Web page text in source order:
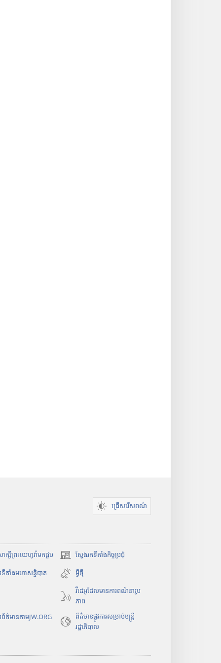
ជ្រើសរើសពណ៌
ក្សីព្រះយេហូវ៉ាមកជួប ស្វែងរកទីតាំងកិច្ចប្រជុំ
(
បើ
ក
ក
ម្
វិ
ទីតាំងមហាសន្និបាត អ្វីថ្មី
វីដេអូដែលមានការពណ៌នារូប
ភាព
ព័ត៌មានតាមJW.ORG
ព័ត៌មាន​ផ្លូវ​ការ​សម្រាប់​មន្ត្រី​
រដ្ឋាភិបាល